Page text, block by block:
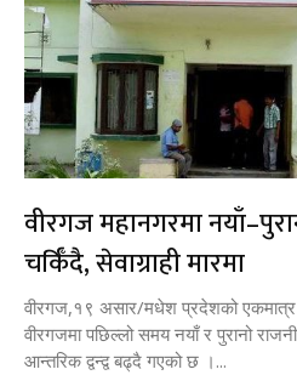
वीरगज महानगरमा
चर्किँदै, सेवाग्राही मारमा
वीरगज,१९ असार/मधेश प्रदेशको एकमात्र
वीरगजमा पछिल्लो समय नयाँ र पुरानो
आन्तरिक द्वन्द्व बढ्दै गएको छ ।...